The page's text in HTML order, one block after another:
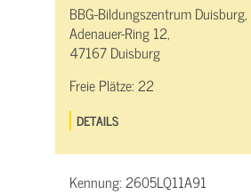
BBG-Bildungszentrum
Adenauer-Ring 12,
47167 Duisburg
Freie Plätze:22
DETAILS
Kennung:2605LQ11A91